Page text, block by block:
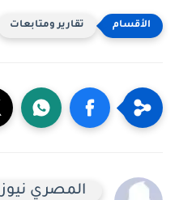
تقارير ومتابعات
المصري نيوز